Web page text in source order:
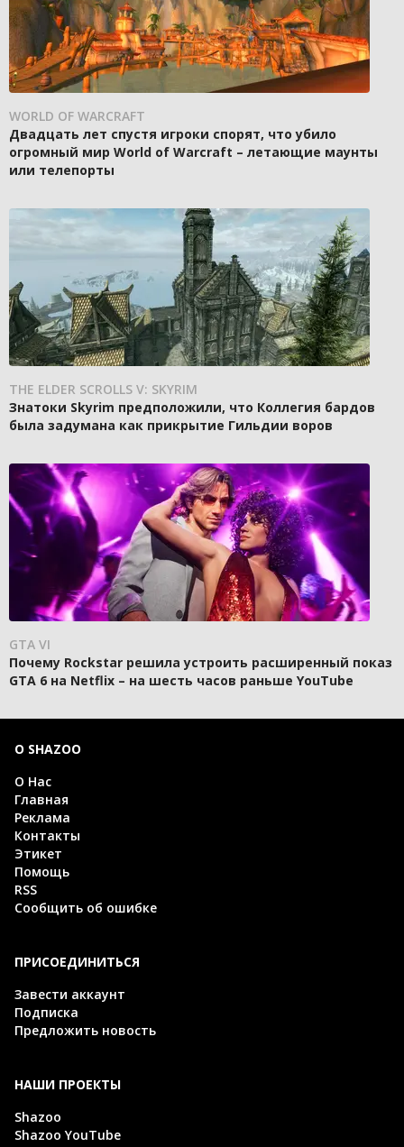
WORLD OF WARCRAFT
Двадцать лет спустя игроки спорят, что убило
огромный мир World of Warcraft – летающие маунты
или телепорты
THE ELDER SCROLLS V: SKYRIM
Знатоки Skyrim предположили, что Коллегия бардов
была задумана как прикрытие Гильдии воров
GTA VI
Почему Rockstar решила устроить расширенный показ
GTA 6 на Netflix – на шесть часов раньше YouTube
О SHAZOO
О Нас
Главная
Реклама
Контакты
Этикет
Помощь
RSS
Сообщить об ошибке
ПРИСОЕДИНИТЬСЯ
Завести аккаунт
Подписка
Предложить новость
НАШИ ПРОЕКТЫ
Shazoo
Shazoo YouTube